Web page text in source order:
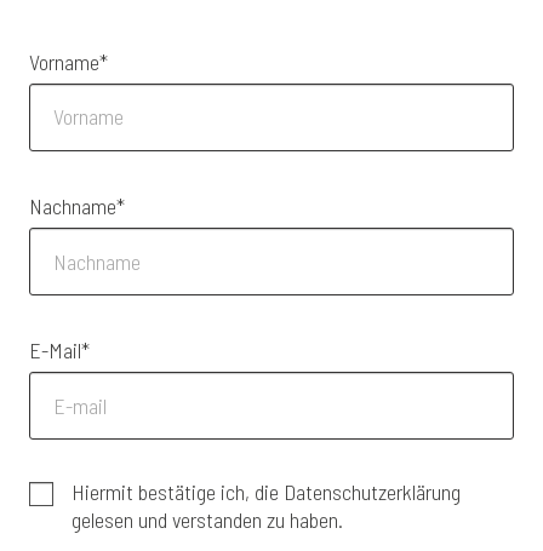
Vorname*
Nachname*
E-Mail*
Hiermit bestätige ich, die Datenschutzerklärung
gelesen und verstanden zu haben.